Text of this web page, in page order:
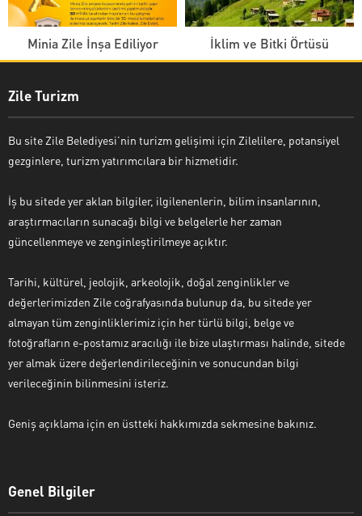
Minia Zile İnşa Ediliyor İklim ve Bitki Örtüsü
Zile Turizm
Bu site Zile Belediyesi’nin turizm gelişimi için Zilelilere, potansiyel
gezginlere, turizm yatırımcılara bir hizmetidir.
İş bu sitede yer aklan bilgiler, ilgilenenlerin, bilim insanlarının,
araştırmacıların sunacağı bilgi ve belgelerle her zaman
güncellenmeye ve zenginleştirilmeye açıktır.
Tarihi, kültürel, jeolojik, arkeolojik, doğal zenginlikler ve
değerlerimizden Zile coğrafyasında bulunup da, bu sitede yer
almayan tüm zenginliklerimiz için her türlü bilgi, belge ve
fotoğrafların e-postamız aracılığı ile bize ulaştırması halinde, sitede
yer almak üzere değerlendirileceğinin ve sonucundan bilgi
verileceğinin bilinmesini isteriz.
Geniş açıklama için en üstteki hakkımızda sekmesine bakınız.
Genel Bilgiler